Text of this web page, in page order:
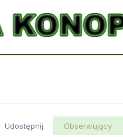
Udostępnij Obserwujący